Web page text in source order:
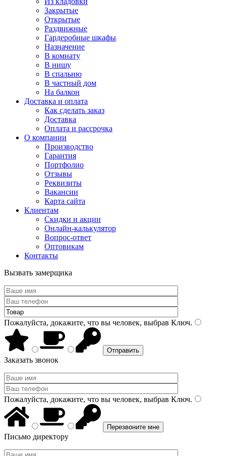
Закрытые
Открытые
Раздвижные
Гардеробные шкафы
Назначение
В комнату
В нишу
В спальню
В частный дом
На балкон
Доставка и оплата
Как сделать заказ
Доставка
Оплата и рассрочка
О компании
Производство
Гарантия
Портфолио
Отзывы
Реквизиты
Вакансии
Карта сайта
Клиентам
Скидки и акции
Онлайн-калькулятор
Вопрос-ответ
Оптовикам
Контакты
Вызвать замерщика
Пожалуйста, докажите, что вы человек, выбрав Ключ.
Заказать звонок
Пожалуйста, докажите, что вы человек, выбрав Ключ.
Письмо директору